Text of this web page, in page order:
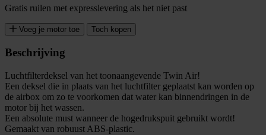
Gratis ruilen met expresslevering als het niet past
Voeg je motor toe Toch kopen
Beschrijving
Luchtfilterdeksel van het toonaangevende Twin Air!
Een deksel die in plaats van het luchtfilter geplaatst kan worden op
de airbox om zo te voorkomen dat water kan binnendringen in de
motor bij het wassen.
Een absolute must wanneer de hogedrukspuit gebruikt wordt!
Gemaakt van robuust ABS-plastic.